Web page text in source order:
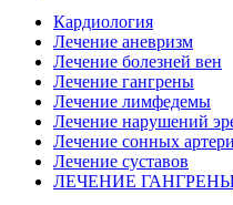
Кардиология
Лечение аневризм
Лечение болезней вен
Лечение гангрены
Лечение лимфедемы
Лечение нарушений
Лечение сонных
Лечение суставов
ЛЕЧЕНИЕ